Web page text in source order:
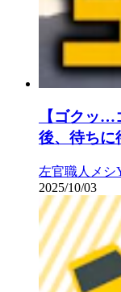
【ゴクッ
後、待ちに
左官職人メシ
2025/10/03